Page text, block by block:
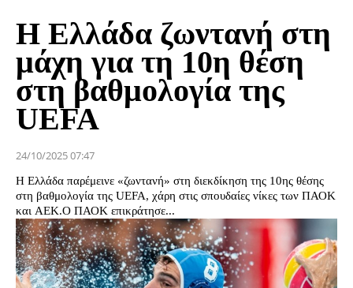
Η Ελλάδα ζωντανή στη
μάχη για τη 10η θέση
στη βαθμολογία της
UEFA
24/10/2025 07:47
Η Ελλάδα παρέμεινε «ζωντανή» στη διεκδίκηση της 10ης θέσης
στη βαθμολογία της UEFA, χάρη στις σπουδαίες νίκες των ΠΑΟΚ
και ΑΕΚ.Ο ΠΑΟΚ επικράτησε...